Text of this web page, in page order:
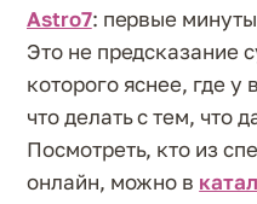
Astro7: первые
Это не предсказание
которого яснее, где
что делать с тем, что
Посмотреть, кто из
онлайн, можно в